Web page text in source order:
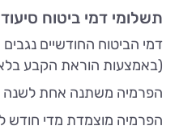
תשלומי דמי ביטוח
דמי הביטוח החודשיים
(באמצעות הוראת הקבע
הפרמיה משתנה אחת לשנה
הפרמיה מוצמדת מדי חודש